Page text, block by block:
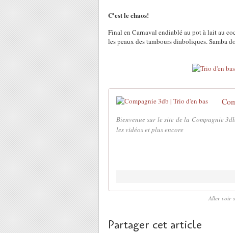
C'est le chaos!
Final en Carnaval endiablé au pot à lait au
les peaux des tambours diaboliques. Samba
Bienvenue sur le site de la Compagnie
les vidéos et plus encore
Aller voir
Partager cet article